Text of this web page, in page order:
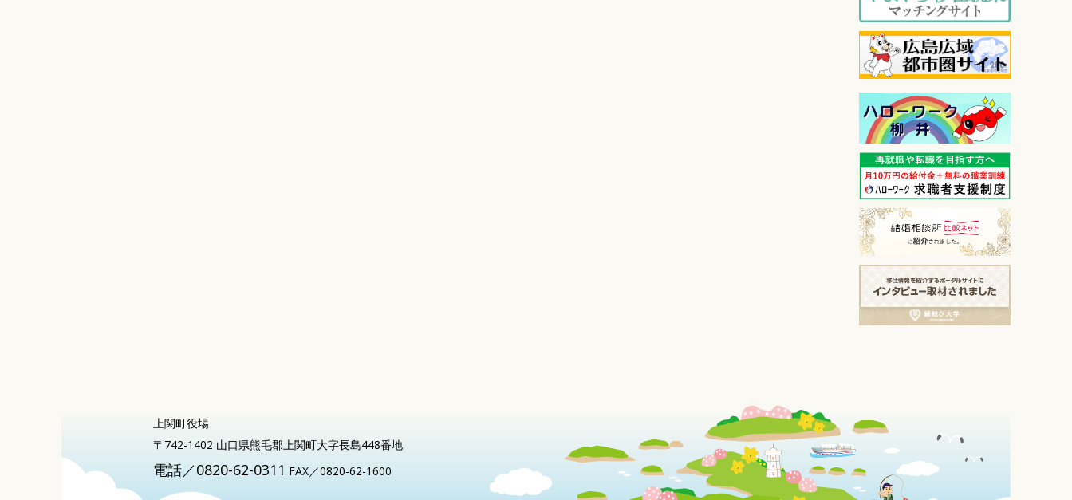
上関町役場
〒742-1402 山口県熊毛郡上関町大字長島448番地
電話／0820-62-0311 FAX／0820-62-1600